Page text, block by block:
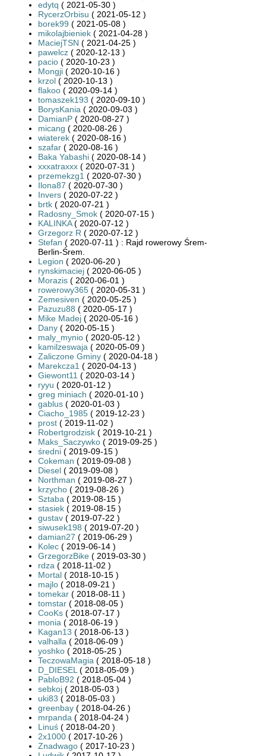
edytq ( 2021-05-30 )
RycerzOrbisu ( 2021-05-12 )
borek99 ( 2021-05-08 )
mikolajbieniek ( 2021-04-28 )
MaciejTSN ( 2021-04-25 )
pawelcz ( 2020-12-13 )
pacio ( 2020-10-23 )
Mongji ( 2020-10-16 )
krzol ( 2020-10-13 )
flakoo ( 2020-09-14 )
tomaszek193 ( 2020-09-10 )
BorysKania ( 2020-09-03 )
DamianP ( 2020-08-27 )
micang ( 2020-08-26 )
wiaterek ( 2020-08-16 )
szafar ( 2020-08-16 )
Baka Yabashi ( 2020-08-14 )
xxxatraxxx ( 2020-07-31 )
przemekzg1 ( 2020-07-30 )
Ilona87 ( 2020-07-30 )
Invers ( 2020-07-22 )
brtk ( 2020-07-21 )
Radosny_Smok ( 2020-07-15 )
KALINKA( 2020-07-12 )
Grzegorz R ( 2020-07-12 )
Stefan ( 2020-07-11 ) : Rajd rowerowy Śrem-
Berlin-Śrem.
Legion ( 2020-06-20 )
rynskimaciej ( 2020-06-05 )
Morazis ( 2020-06-01 )
rowerowy365 ( 2020-05-31 )
Zemesiven ( 2020-05-25 )
Pazuzu88 ( 2020-05-17 )
Mike Madej ( 2020-05-16 )
Dany ( 2020-05-15 )
maly_mynio ( 2020-05-12 )
kamilzeswaja ( 2020-05-09 )
Zaliczone Gminy ( 2020-04-18 )
Marekcza1 ( 2020-04-13 )
Giewont11 ( 2020-03-14 )
ryyu ( 2020-01-12 )
greg miniach ( 2020-01-10 )
gablus ( 2020-01-03 )
Ciacho_1985 ( 2019-12-23 )
prost ( 2019-11-02 )
Robertgrodzisk ( 2019-10-21 )
Maks_Saczywko ( 2019-09-25 )
średni ( 2019-09-15 )
Cokeman ( 2019-09-08 )
Diesel ( 2019-09-08 )
Northman ( 2019-08-27 )
krzycho ( 2019-08-26 )
Sztaba ( 2019-08-15 )
stasiek ( 2019-08-15 )
gustav ( 2019-07-22 )
siwusek198 ( 2019-07-20 )
damian27 ( 2019-06-29 )
Kolec ( 2019-06-14 )
GrzegorzBike ( 2019-03-30 )
rdza ( 2018-11-02 )
Mortal ( 2018-10-15 )
majlo ( 2018-09-21 )
tomekar ( 2018-08-11 )
tomstar ( 2018-08-05 )
CooKs ( 2018-07-17 )
monia ( 2018-06-19 )
Kagan13 ( 2018-06-13 )
valhalla ( 2018-06-09 )
yoshko ( 2018-05-25 )
TeczowaMagia ( 2018-05-18 )
D_DIESEL ( 2018-05-09 )
PabloB92 ( 2018-05-04 )
sebkoj ( 2018-05-03 )
uki83 ( 2018-05-03 )
greenbay ( 2018-04-26 )
mrpanda ( 2018-04-24 )
Linuś ( 2018-04-20 )
2x1000 ( 2017-10-26 )
Znadwago ( 2017-10-23 )